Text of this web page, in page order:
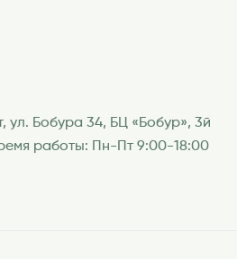
ул. Бобура 34, БЦ «Бобур», 3й
работы: Пн-Пт 9:00-18:00